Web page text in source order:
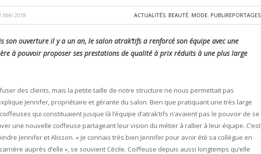
MAI 2018 ACTUALITÉS, BEAUTÉ, MODE, PUBLIREPORTAGES
son ouverture il y a un an, le salon atrak’tifs a renforcé son équipe avec une
à pouvoir proposer ses prestations de qualité à prix réduits à une plus large
des clients, mais la petite taille de notre structure ne nous permettait pas
Jennifer, propriétaire et gérante du salon. Bien que pratiquant une très large
qui constituaient jusque là l’équipe d’atrak’tifs n’avaient pas le pouvoir de se
une nouvelle coiffeuse partageant leur vision du métier à rallier à leur équipe. C’est
Jennifer et Alisson. « Je connais très bien Jennifer pour avoir été sa collègue en
auprès d’elle », se souvient Cécile. Coiffeuse depuis aussi longtemps qu’elle